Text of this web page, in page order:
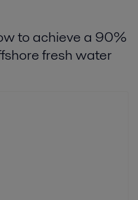
to achieve a 90%
fresh water